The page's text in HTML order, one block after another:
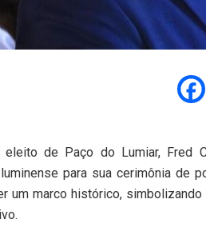
de Paço do Lumiar, Fred
para sua cerimônia de
um marco histórico,